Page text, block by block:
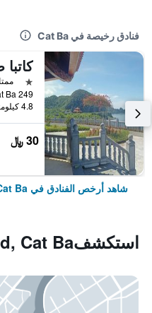
فنادق رخيصة في Cat Ba
نجمةممتاز
249 Nui Ngoc, Cat Ba, فيتنام
4.8 كيلومتر عن وسط المدينة
30 ﷼
شاهد أرخص الفنادق في Cat Ba
استكشفCat Ba Island, Cat Ba